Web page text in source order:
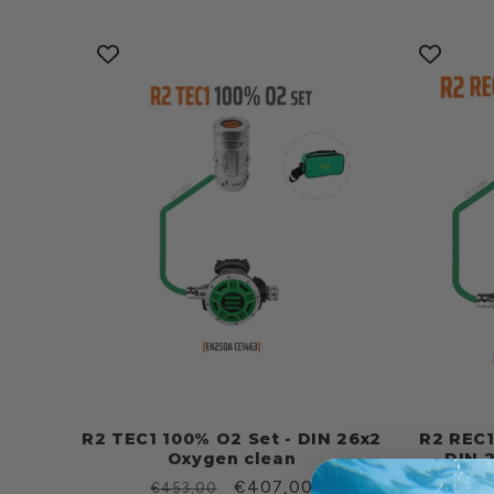
R2 TEC1 100% O2 Set - DIN 26x2
Oxygen clean
Prezzo
€453,00
Prezzo
€407,00
R2
DIN